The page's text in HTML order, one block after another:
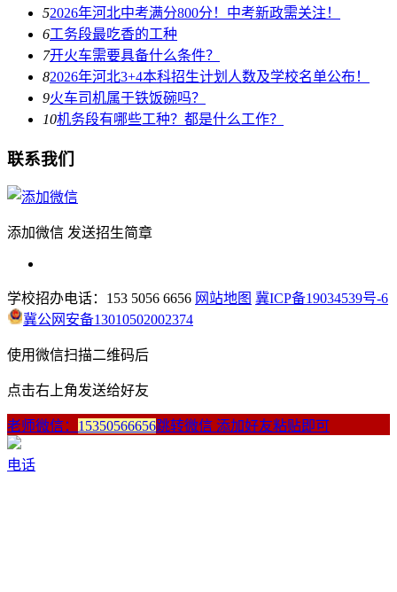
52026年河北中考满分800分！中考新政需关注！
6工务段最吃香的工种
7开火车需要具备什么条件？
82026年河北3+4本科招生计划人数及学校名单公布！
9火车司机属于铁饭碗吗？
10机务段有哪些工种？都是什么工作？
联系我们
添加微信 发送招生简章
学校招办电话：153 5056 6656 网站地图 冀ICP备19034539号-6
冀公网安备13010502002374
使用微信扫描二维码后
点击右上角发送给好友
老师微信： 15350566656跳转微信 添加好友粘贴即可
电话